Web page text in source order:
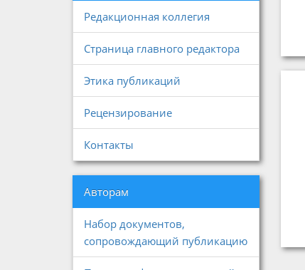
Редакционная коллегия
Страница главного редактора
Этика публикаций
Рецензирование
Контакты
Авторам
Набор документов,
сопровождающий публикацию